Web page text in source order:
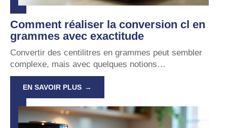
Comment réaliser la conversion cl en
grammes avec exactitude
Convertir des centilitres en grammes peut sembler
complexe, mais avec quelques notions…
EN SAVOIR PLUS